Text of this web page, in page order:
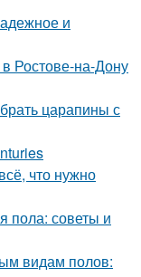
и
Ростове-на-Дону
царапины с
что нужно
пола: советы и
видам полов: